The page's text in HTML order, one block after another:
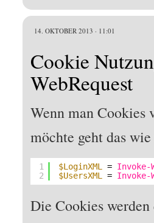
14. OKTOBER 2013 · 11:01
Cookie
WebRequest
Wenn man Cookies
möchte geht das
1
2
$LoginXML = Invoke-
$UsersXML
= Invoke-
Die Cookies